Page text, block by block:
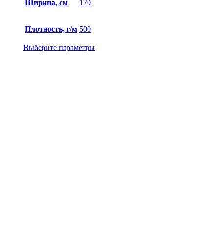
Ширина, см 170
Плотность, г/м 500
Выберите параметры